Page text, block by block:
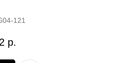
121
р.